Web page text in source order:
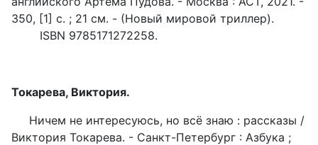
350, [1] с. ; 21 см. - (Новый мировой триллер).
ISBN 9785171272258.
Токарева, Виктория.
Ничем не интересуюсь, но всё знаю : рассказы /
Виктория Токарева. - Санкт-Петербург : Азбука ;